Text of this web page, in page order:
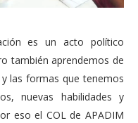
es un acto político
también aprendemos de
las formas que tenemos
nuevas habilidades y
eso el COL de APADIM